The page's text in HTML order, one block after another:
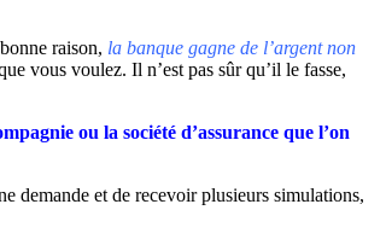
raison, la banque gagne de l’argent non
vous voulez. Il n’est pas sûr qu’il le fasse,
ou la société d’assurance que l’on
demande et de recevoir plusieurs simulations,